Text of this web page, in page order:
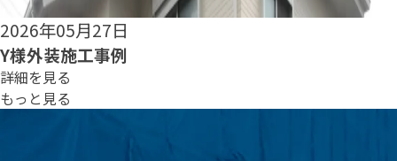
2026年05月25日
S様外装施工事例
詳細を見る
もっと見る